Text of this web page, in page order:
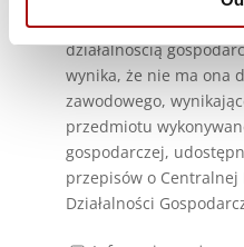
umowę bezpośrednio
działalnością
wynika, że nie ma ona
zawodowego,
przedmiotu
gospodarczej,
przepisów o
Działalności